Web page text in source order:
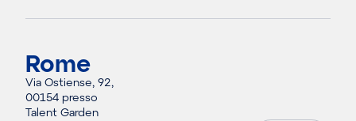
Rome
Via Ostiense, 92,
00154 presso
Talent Garden